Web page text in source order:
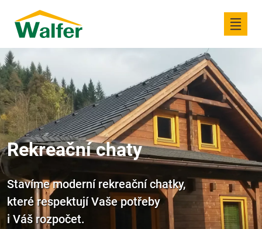
Rekreační chaty
Stavíme moderní rekreační chatky,
které respektují Vaše potřeby
i Váš rozpočet.